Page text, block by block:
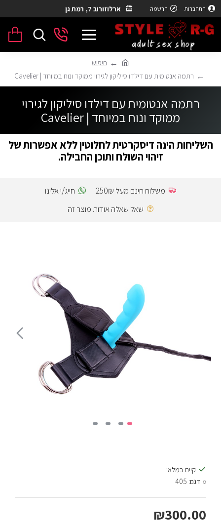
התחברות הרשמה ארלוזורוב 7, רמת גן
חיפוש
רתמה אנטומית עם דילדו סיליקון לגירוי ממוקד ונוח במיוחד | Cavelier
רתמה אנטומית עם דילדו סיליקון לגירוי
ממוקד ונוח במיוחד | Cavelier
השליחות הינה דיסקרטית לחלוטין ללא אפשרות של
זיהוי השולח ותוכן החבילה.
משלוח חינם מעל 250₪
חייג/י אלינו
שאל שאלה אודות מוצר זה
₪300.00
קיים במלאי
דגם: 405